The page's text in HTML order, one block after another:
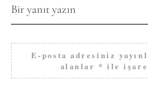
Bir yanıt yazın
E-posta adresiniz
alanlar * ile